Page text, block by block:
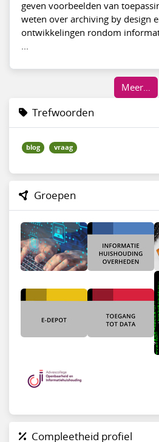
geven voorbeelden van
weten over archiving by design
ontwikkelingen rondom
...
Meer…
Trefwoorden
blog vraag
Groepen
Compleetheid profiel